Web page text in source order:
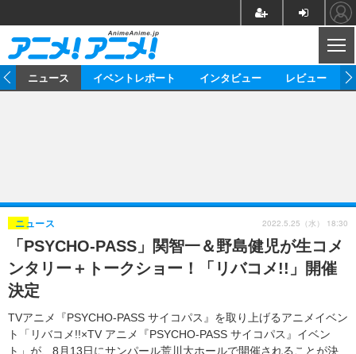
ゲーム グッズ
イベント 海外
海外イベント ビジネス
俳優・タレント アーティスト
ビジネス
アニメ 実写
書評
ゲーム 座談会
動画
アニメ！アニメ！TV ABEMA Cafe
連載・コラム
ニュース イベントレポート インタビュー レビュー
「PSYCHO-PASS」関智一＆野島健児が生コメ
ンタリー＋トークショー！「リバコメ!!」開催
決定
TVアニメ『PSYCHO-PASS サイコパス』を取り上げるアニメイベン
ト「リバコメ!!×TV アニメ『PSYCHO-PASS サイコパス』イベン
ト」が、8月13日にサンパール荒川大ホールで開催されることが決
ニュース 2022.5.25（水） 18:30